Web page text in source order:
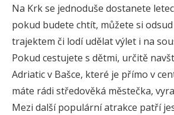
Na Krk se jednoduše dostanete
pokud budete chtít, můžete si
trajektem či lodí udělat výlet i na
Pokud cestujete s dětmi, určitě
Adriatic v Bašce, které je přímo v
máte rádi středověká městečka,
Mezi další populární atrakce patří